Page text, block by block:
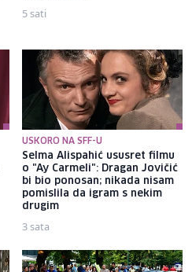
5 sati
USKORO NA SFF-U
Selma Alispahić ususret filmu
o "Ay Carmeli": Dragan Jovičić
bi bio ponosan; nikada nisam
pomislila da igram s nekim
drugim
3 sata